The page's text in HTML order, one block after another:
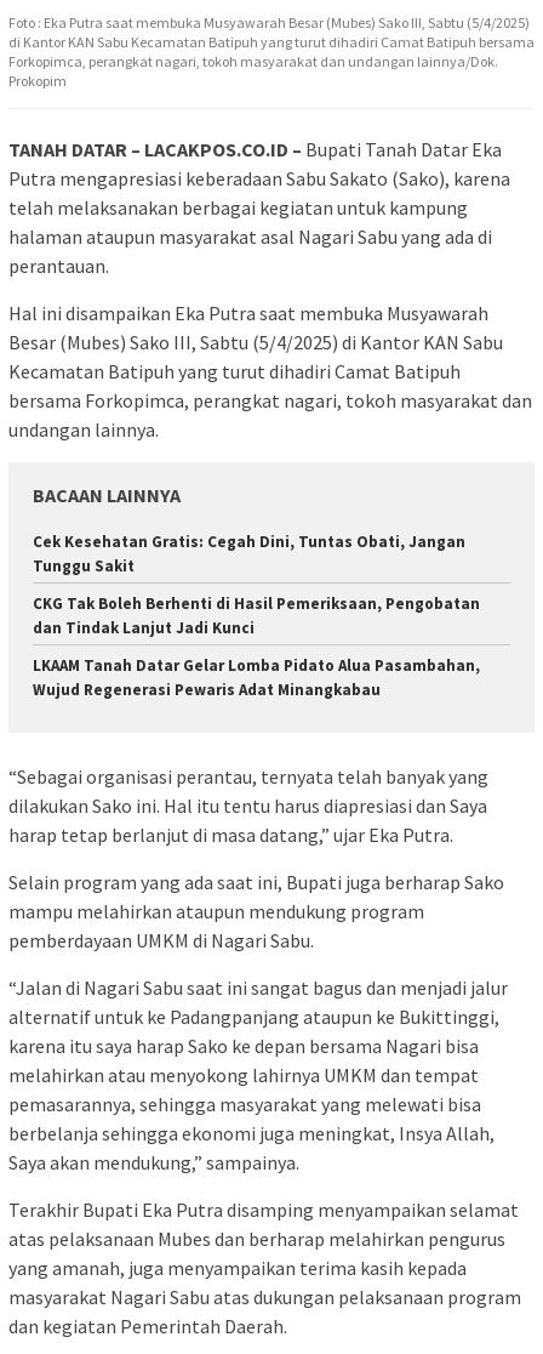
Foto : Eka Putra saat membuka Musyawarah Besar (Mubes) Sako III, Sabtu (5/4/2025)
di Kantor KAN Sabu Kecamatan Batipuh yang turut dihadiri Camat Batipuh bersama
Forkopimca, perangkat nagari, tokoh masyarakat dan undangan lainnya/Dok.
Prokopim
TANAH DATAR – LACAKPOS.CO.ID – Bupati Tanah Datar Eka
Putra mengapresiasi keberadaan Sabu Sakato (Sako), karena
telah melaksanakan berbagai kegiatan untuk kampung
halaman ataupun masyarakat asal Nagari Sabu yang ada di
perantauan.
Hal ini disampaikan Eka Putra saat membuka Musyawarah
Besar (Mubes) Sako III, Sabtu (5/4/2025) di Kantor KAN Sabu
Kecamatan Batipuh yang turut dihadiri Camat Batipuh
bersama Forkopimca, perangkat nagari, tokoh masyarakat dan
undangan lainnya.
BACAAN LAINNYA
Cek Kesehatan Gratis: Cegah Dini, Tuntas Obati, Jangan
Tunggu Sakit
CKG Tak Boleh Berhenti di Hasil Pemeriksaan, Pengobatan
dan Tindak Lanjut Jadi Kunci
LKAAM Tanah Datar Gelar Lomba Pidato Alua Pasambahan,
Wujud Regenerasi Pewaris Adat Minangkabau
“Sebagai organisasi perantau, ternyata telah banyak yang
dilakukan Sako ini. Hal itu tentu harus diapresiasi dan Saya
harap tetap berlanjut di masa datang,” ujar Eka Putra.
Selain program yang ada saat ini, Bupati juga berharap Sako
mampu melahirkan ataupun mendukung program
pemberdayaan UMKM di Nagari Sabu.
“Jalan di Nagari Sabu saat ini sangat bagus dan menjadi jalur
alternatif untuk ke Padangpanjang ataupun ke Bukittinggi,
karena itu saya harap Sako ke depan bersama Nagari bisa
melahirkan atau menyokong lahirnya UMKM dan tempat
pemasarannya, sehingga masyarakat yang melewati bisa
berbelanja sehingga ekonomi juga meningkat, Insya Allah,
Saya akan mendukung,” sampainya.
Terakhir Bupati Eka Putra disamping menyampaikan selamat
atas pelaksanaan Mubes dan berharap melahirkan pengurus
yang amanah, juga menyampaikan terima kasih kepada
masyarakat Nagari Sabu atas dukungan pelaksanaan program
dan kegiatan Pemerintah Daerah.